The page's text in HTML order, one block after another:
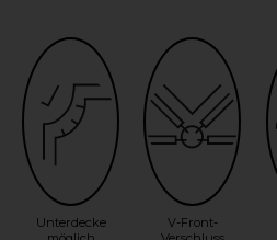
Unterdecke
V-Front-